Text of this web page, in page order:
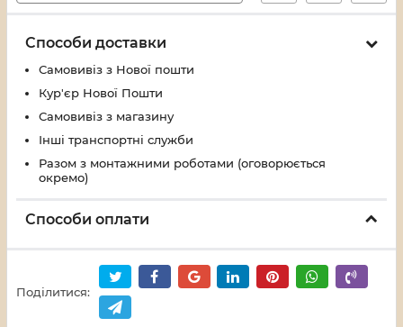
Способи доставки
Самовивіз з Нової пошти
Кур'єр Нової Пошти
Самовивіз з магазину
Інші транспортні служби
Разом з монтажними роботами (оговорюється
окремо)
Способи оплати
Поділитися: